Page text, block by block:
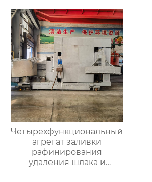
Четырехфункциональный
агрегат заливки
рафинирования
удаления шлака и